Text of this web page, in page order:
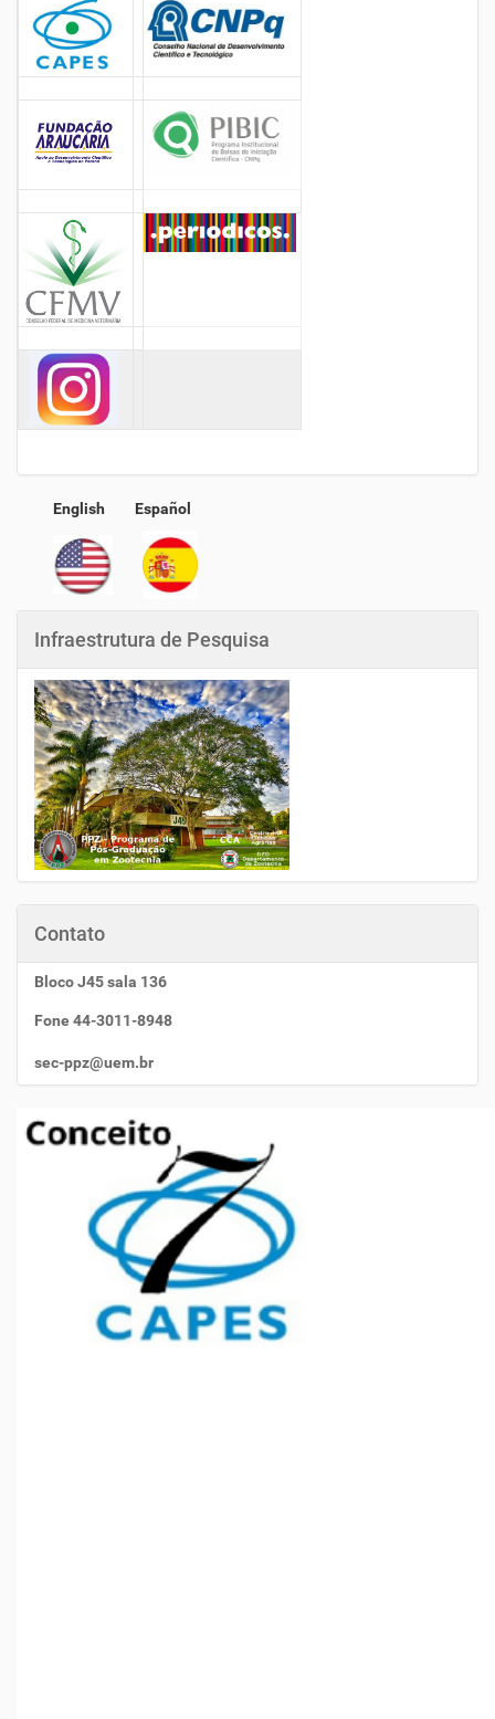
English Español
Infraestrutura de Pesquisa
Contato
Bloco J45 sala 136
Fone 44-3011-8948
sec-ppz@uem.br